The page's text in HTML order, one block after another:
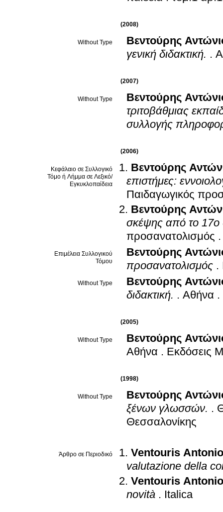
(2008)
Without Type
Βεντούρης
γενική διδακτική. .
(2007)
Without Type
Βεντούρης
τριτοβάθμιας
συλλογής
(2006)
Κεφάλαιο σε Συλλογικό
Τόμο ή Λήμμα σε Λεξικό/
Εγκυκλοπαίδεια
Βεντούρης
επιστήμες:
Παιδαγωγικός
Βεντούρης
σκέψης από το
προσανατολισμός
Επιμέλεια Συλλογικού
Τόμου
Βεντούρης
προσανατολισμός .
Without Type
Βεντούρης
διδακτική. . Αθήνα .
(2005)
Without Type
Βεντούρης
Αθήνα . Εκδόσεις
(1998)
Without Type
Βεντούρης
ξένων γλωσσών. .
Θεσσαλονίκης
Άρθρο σε Περιοδικό
Ventouris
valutazione della
Ventouris
novità . Italica